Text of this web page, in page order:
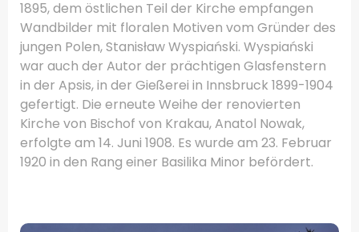
1895, dem östlichen Teil der Kirche empfangen
Wandbilder mit floralen Motiven vom Gründer des
jungen Polen, Stanisław Wyspiański. Wyspiański
war auch der Autor der prächtigen Glasfenstern
in der Apsis, in der Gießerei in Innsbruck 1899-1904
gefertigt. Die erneute Weihe der renovierten
Kirche von Bischof von Krakau, Anatol Nowak,
erfolgte am 14. Juni 1908. Es wurde am 23. Februar
1920 in den Rang einer Basilika Minor befördert.